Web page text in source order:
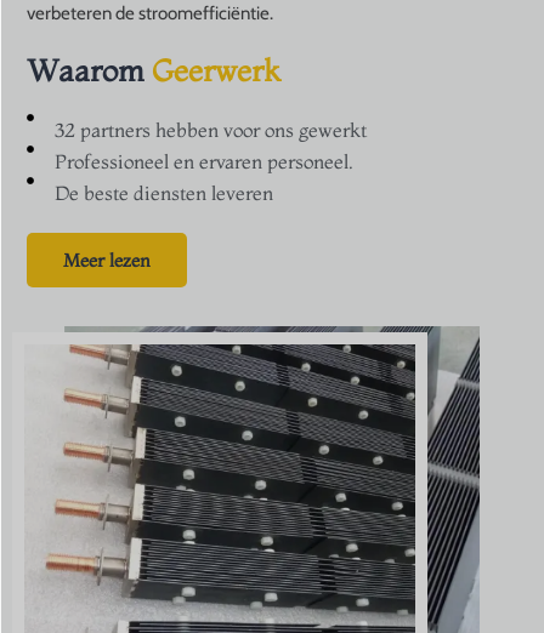
verbeteren de stroomefficiëntie.
Waarom Geerwerk
32 partners hebben voor ons gewerkt
Professioneel en ervaren personeel.
De beste diensten leveren
Meer lezen